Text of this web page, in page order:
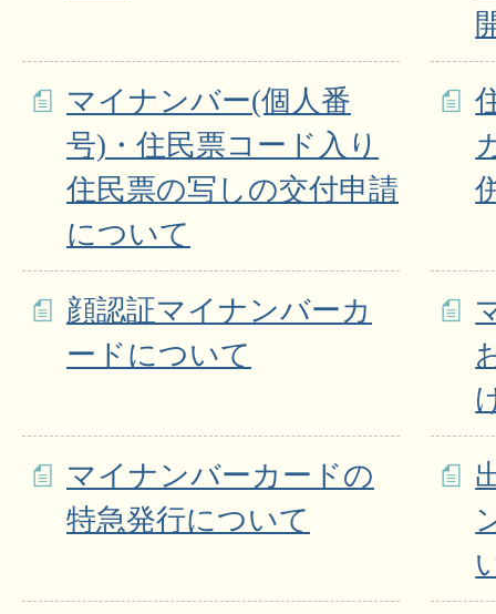
マイナンバー(個人番
号)・住民票コード入り
住民票の写しの交付申請
について
顔認証マイナンバーカ
ードについて
マイナンバーカードの
特急発行について